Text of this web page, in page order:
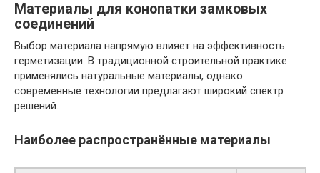
Материалы для конопатки замковых
соединений
Выбор материала напрямую влияет на эффективность
герметизации. В традиционной строительной практике
применялись натуральные материалы, однако
современные технологии предлагают широкий спектр
решений.
Наиболее распространённые материалы